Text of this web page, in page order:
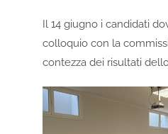
Il 14 giugno i candidati
colloquio con la
contezza dei risultati